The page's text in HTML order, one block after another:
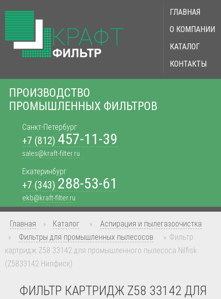
ПРОИЗВОДСТВО
ПРОМЫШЛЕННЫХ ФИЛЬТРОВ
Санкт-Петербург
+7 (812) 457-11-39
sales@kraft-filter.ru
Екатеринбург
+7 (343) 288-53-61
ekb@kraft-filter.ru
ГЛАВНАЯ
О КОМПАНИИ
КАТАЛОГ
КОНТАКТЫ
Главная » Каталог »
Аспирация и пылегазоочистка
»
Фильтры для промышленных пылесосов » Фильтр
картридж Z58 33142 для промышленного пылесоса Nilfisk
(Z5833142 Нилфиск)
ФИЛЬТР КАРТРИДЖ Z58 33142 ДЛЯ